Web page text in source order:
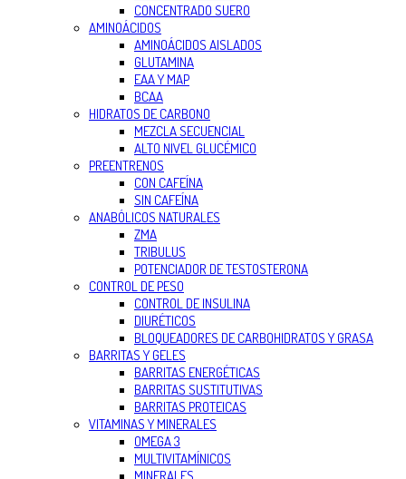
CONCENTRADO SUERO
AMINOÁCIDOS
AMINOÁCIDOS AISLADOS
GLUTAMINA
EAA Y MAP
BCAA
HIDRATOS DE CARBONO
MEZCLA SECUENCIAL
ALTO NIVEL GLUCÉMICO
PREENTRENOS
CON CAFEÍNA
SIN CAFEÍNA
ANABÓLICOS NATURALES
ZMA
TRIBULUS
POTENCIADOR DE TESTOSTERONA
CONTROL DE PESO
CONTROL DE INSULINA
DIURÉTICOS
BLOQUEADORES DE CARBOHIDRATOS Y GRASA
BARRITAS Y GELES
BARRITAS ENERGÉTICAS
BARRITAS SUSTITUTIVAS
BARRITAS PROTEICAS
VITAMINAS Y MINERALES
OMEGA 3
MULTIVITAMÍNICOS